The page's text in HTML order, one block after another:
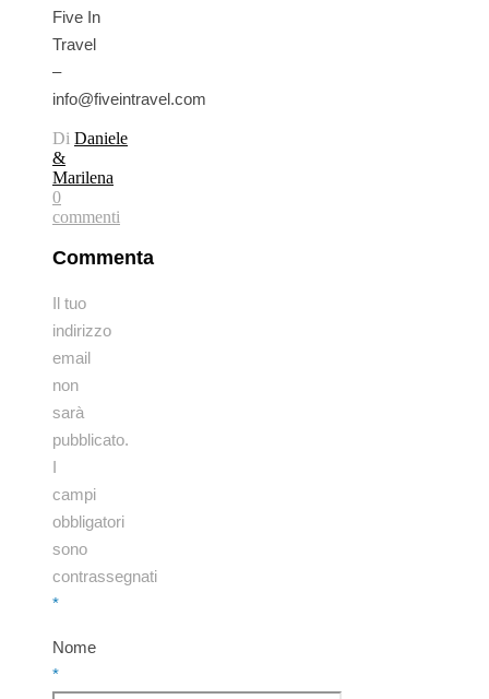
Five In
Travel
–
info@fiveintravel.com
Di Daniele
&
Marilena
0
commenti
Commenta
Il tuo
indirizzo
email
non
sarà
pubblicato.
I
campi
obbligatori
sono
contrassegnati
*
Nome
*